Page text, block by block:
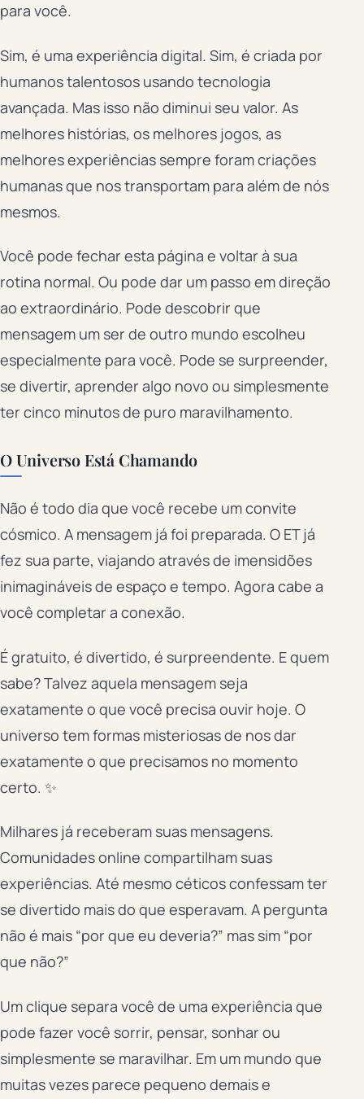
para você.
Sim, é uma experiência digital. Sim, é criada por
humanos talentosos usando tecnologia
avançada. Mas isso não diminui seu valor. As
melhores histórias, os melhores jogos, as
melhores experiências sempre foram criações
humanas que nos transportam para além de nós
mesmos.
Você pode fechar esta página e voltar à sua
rotina normal. Ou pode dar um passo em direção
ao extraordinário. Pode descobrir que
mensagem um ser de outro mundo escolheu
especialmente para você. Pode se surpreender,
se divertir, aprender algo novo ou simplesmente
ter cinco minutos de puro maravilhamento.
O Universo Está Chamando
Não é todo dia que você recebe um convite
cósmico. A mensagem já foi preparada. O ET já
fez sua parte, viajando através de imensidões
inimagináveis de espaço e tempo. Agora cabe a
você completar a conexão.
É gratuito, é divertido, é surpreendente. E quem
sabe? Talvez aquela mensagem seja
exatamente o que você precisa ouvir hoje. O
universo tem formas misteriosas de nos dar
exatamente o que precisamos no momento
certo. ✨
Milhares já receberam suas mensagens.
Comunidades online compartilham suas
experiências. Até mesmo céticos confessam ter
se divertido mais do que esperavam. A pergunta
não é mais “por que eu deveria?” mas sim “por
que não?”
Um clique separa você de uma experiência que
pode fazer você sorrir, pensar, sonhar ou
simplesmente se maravilhar. Em um mundo que
muitas vezes parece pequeno demais e